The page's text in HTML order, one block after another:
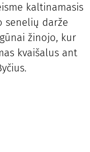
kaltinamasis
senelių darže
žinojo, kur
kvaišalus ant